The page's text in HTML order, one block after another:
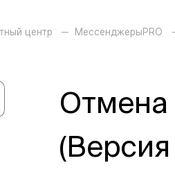
центр МессенджерыPRO
Отмена